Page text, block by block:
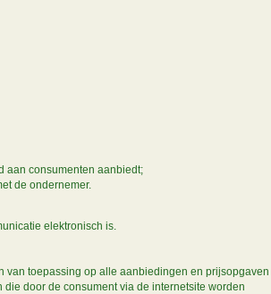
aan consumenten aanbiedt;
de ondernemer.
elektronisch is.
van toepassing op alle aanbiedingen en prijsopgaven
door de consument via de internetsite worden